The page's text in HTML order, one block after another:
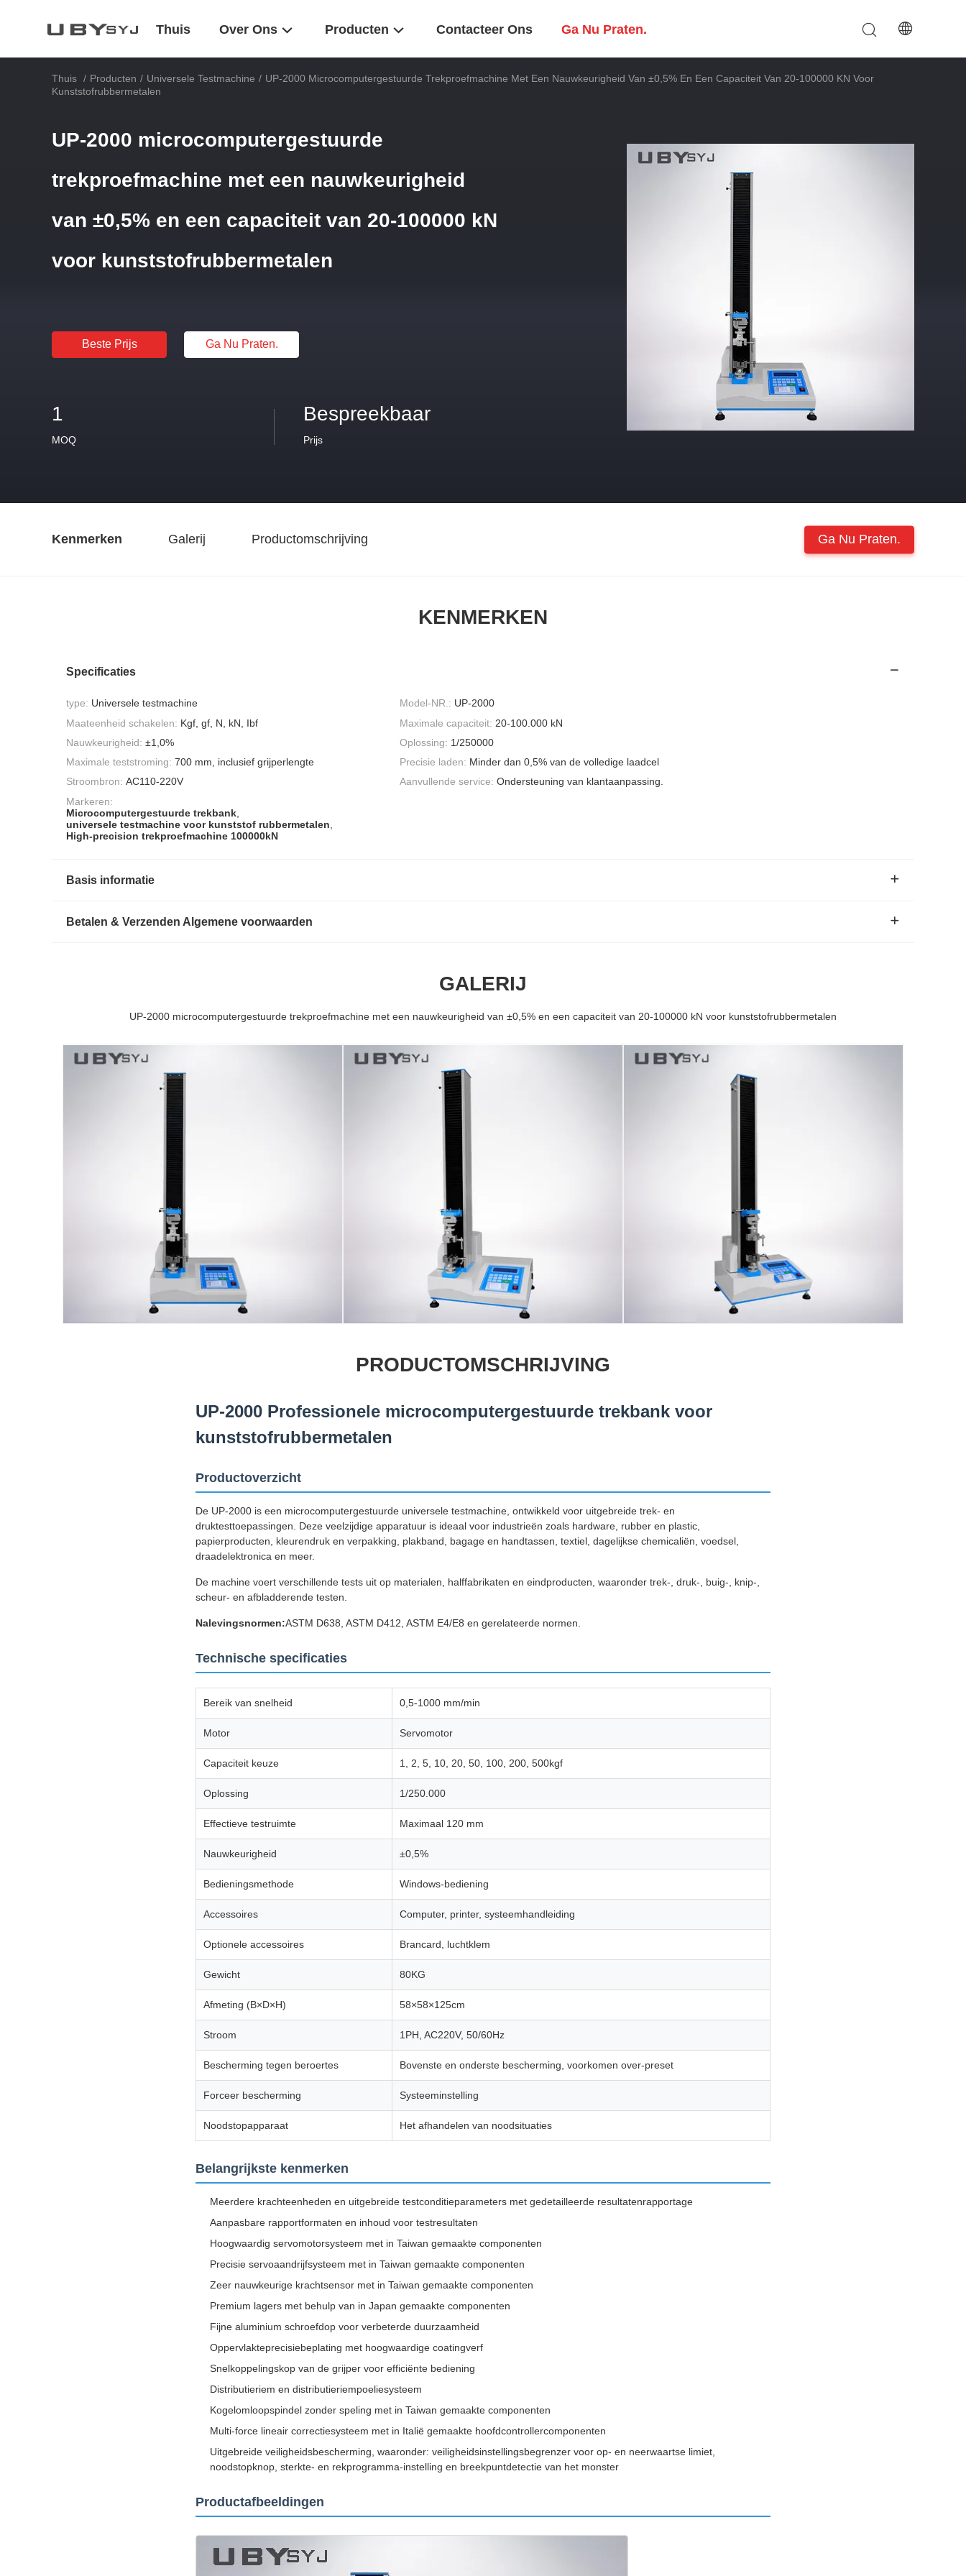
Thuis Over Ons Producten Contacteer Ons Ga Nu Praten.
Thuis / Producten / Universele Testmachine / UP-2000 Microcomputergestuurde Trekproefmachine Met Een Nauwkeurigheid Van ±0,5% En Een Capaciteit Van 20-100000 KN Voor
Kunststofrubbermetalen
UP-2000 microcomputergestuurde
trekproefmachine met een nauwkeurigheid
van ±0,5% en een capaciteit van 20-100000 kN
voor kunststofrubbermetalen
Beste Prijs Ga Nu Praten.
1
MOQ
Bespreekbaar
Prijs
Kenmerken Galerij Productomschrijving Ga Nu Praten.
KENMERKEN
Specificaties
type: Universele testmachine Model-NR.: UP-2000
Maateenheid schakelen: Kgf, gf, N, kN, Ibf Maximale capaciteit: 20-100.000 kN
Nauwkeurigheid: ±1,0% Oplossing: 1/250000
Maximale teststroming: 700 mm, inclusief grijperlengte Precisie laden: Minder dan 0,5% van de volledige laadcel
Stroombron: AC110-220V Aanvullende service: Ondersteuning van klantaanpassing.
Markeren:
Microcomputergestuurde trekbank
universele testmachine voor kunststof rubbermetalen
High-precision trekproefmachine 100000kN
Basis informatie
Betalen & Verzenden Algemene voorwaarden
GALERIJ
UP-2000 microcomputergestuurde trekproefmachine met een nauwkeurigheid van ±0,5% en een capaciteit van 20-100000 kN voor kunststofrubbermetalen
PRODUCTOMSCHRIJVING
UP-2000 Professionele microcomputergestuurde trekbank voor
kunststofrubbermetalen
Productoverzicht
De UP-2000 is een microcomputergestuurde universele testmachine, ontwikkeld voor uitgebreide trek- en
druktesttoepassingen. Deze veelzijdige apparatuur is ideaal voor industrieën zoals hardware, rubber en plastic,
papierproducten, kleurendruk en verpakking, plakband, bagage en handtassen, textiel, dagelijkse chemicaliën, voedsel,
draadelektronica en meer.
De machine voert verschillende tests uit op materialen, halffabrikaten en eindproducten, waaronder trek-, druk-, buig-, knip-,
scheur- en afbladderende testen.
Nalevingsnormen:ASTM D638, ASTM D412, ASTM E4/E8 en gerelateerde normen.
Technische specificaties
Bereik van snelheid 0,5-1000 mm/min
Motor Servomotor
Capaciteit keuze 1, 2, 5, 10, 20, 50, 100, 200, 500kgf
Oplossing 1/250.000
Effectieve testruimte Maximaal 120 mm
Nauwkeurigheid ±0,5%
Bedieningsmethode Windows-bediening
Accessoires Computer, printer, systeemhandleiding
Optionele accessoires Brancard, luchtklem
Gewicht 80KG
Afmeting (B×D×H) 58×58×125cm
Stroom 1PH, AC220V, 50/60Hz
Bescherming tegen beroertes Bovenste en onderste bescherming, voorkomen over-preset
Forceer bescherming Systeeminstelling
Noodstopapparaat Het afhandelen van noodsituaties
Belangrijkste kenmerken
Meerdere krachteenheden en uitgebreide testconditieparameters met gedetailleerde resultatenrapportage
Aanpasbare rapportformaten en inhoud voor testresultaten
Hoogwaardig servomotorsysteem met in Taiwan gemaakte componenten
Precisie servoaandrijfsysteem met in Taiwan gemaakte componenten
Zeer nauwkeurige krachtsensor met in Taiwan gemaakte componenten
Premium lagers met behulp van in Japan gemaakte componenten
Fijne aluminium schroefdop voor verbeterde duurzaamheid
Oppervlakteprecisiebeplating met hoogwaardige coatingverf
Snelkoppelingskop van de grijper voor efficiënte bediening
Distributieriem en distributieriempoeliesysteem
Kogelomloopspindel zonder speling met in Taiwan gemaakte componenten
Multi-force lineair correctiesysteem met in Italië gemaakte hoofdcontrollercomponenten
Uitgebreide veiligheidsbescherming, waaronder: veiligheidsinstellingsbegrenzer voor op- en neerwaartse limiet,
noodstopknop, sterkte- en rekprogramma-instelling en breekpuntdetectie van het monster
Productafbeeldingen